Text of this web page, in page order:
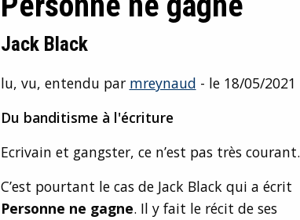
Jack Black
lu, vu, entendu par mreynaud - le 18/05/2021
Du banditisme à l'écriture
Ecrivain et gangster, ce n’est pas très courant.
C’est pourtant le cas de Jack Black qui a écrit
Personne ne gagne. Il y fait le récit de ses